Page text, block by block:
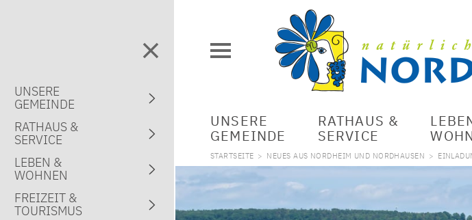
UNSERE
GEMEINDE
RATHAUS &
SERVICE
STARTSEITE > NEUES AUS NORDHEIM UND NORDHAUSEN >
UNSERE
GEMEINDE
RATHAUS &
SERVICE
LEBEN &
WOHNEN
FREIZEIT &
TOURISMUS